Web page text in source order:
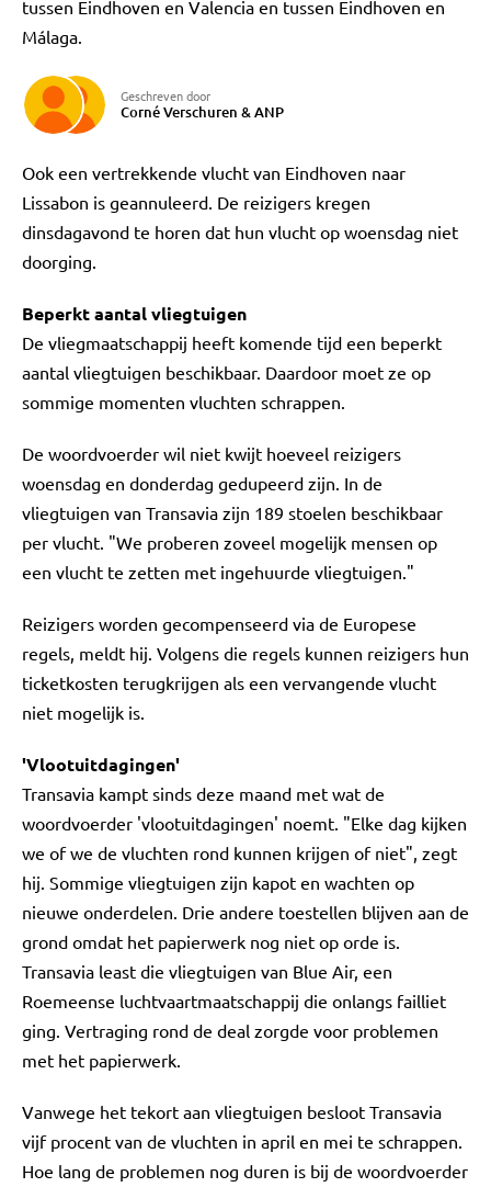
tussen Eindhoven en Valencia en tussen Eindhoven en
Málaga.
Geschreven door
Corné Verschuren &ANP
Ook een vertrekkende vlucht van Eindhoven naar
Lissabon is geannuleerd. De reizigers kregen
dinsdagavond te horen dat hun vlucht op woensdag niet
doorging.
Beperkt aantal vliegtuigen
De vliegmaatschappij heeft komende tijd een beperkt
aantal vliegtuigen beschikbaar. Daardoor moet ze op
sommige momenten vluchten schrappen.
De woordvoerder wil niet kwijt hoeveel reizigers
woensdag en donderdag gedupeerd zijn. In de
vliegtuigen van Transavia zijn 189 stoelen beschikbaar
per vlucht. "We proberen zoveel mogelijk mensen op
een vlucht te zetten met ingehuurde vliegtuigen."
Reizigers worden gecompenseerd via de Europese
regels, meldt hij. Volgens die regels kunnen reizigers hun
ticketkosten terugkrijgen als een vervangende vlucht
niet mogelijk is.
'Vlootuitdagingen'
Transavia kampt sinds deze maand met wat de
woordvoerder 'vlootuitdagingen' noemt. "Elke dag kijken
we of we de vluchten rond kunnen krijgen of niet", zegt
hij. Sommige vliegtuigen zijn kapot en wachten op
nieuwe onderdelen. Drie andere toestellen blijven aan de
grond omdat het papierwerk nog niet op orde is.
Transavia least die vliegtuigen van Blue Air, een
Roemeense luchtvaartmaatschappij die onlangs failliet
ging. Vertraging rond de deal zorgde voor problemen
met het papierwerk.
Vanwege het tekort aan vliegtuigen besloot Transavia
vijf procent van de vluchten in april en mei te schrappen.
Hoe lang de problemen nog duren is bij de woordvoerder